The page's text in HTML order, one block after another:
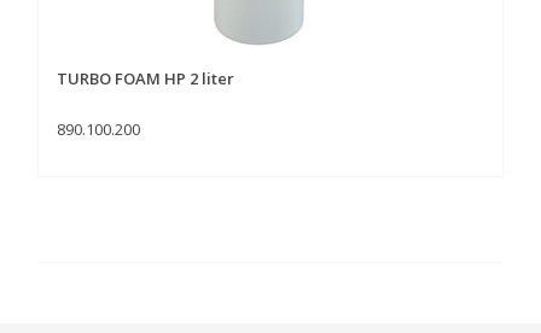
TURBO FOAM HP 2 liter
890.100.200